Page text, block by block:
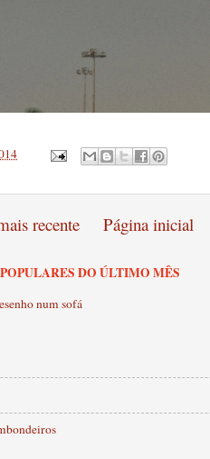
recente Página inicial
DO ÚLTIMO MÊS
num sofá